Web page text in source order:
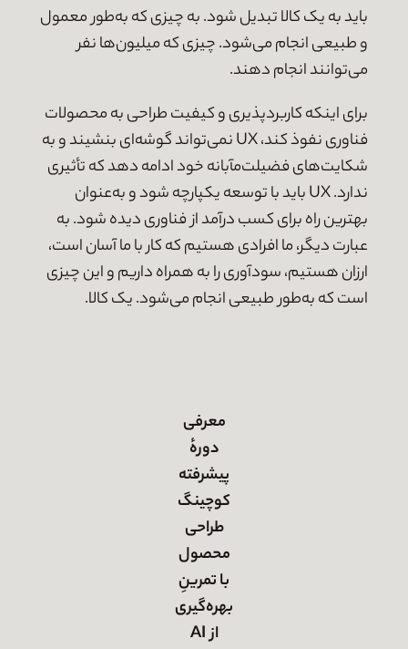
باید به یک کالا تبدیل شود. به چیزی که به‌طور معمول
و طبیعی انجام می‌شود. چیزی که میلیون‌ها نفر
می‌توانند انجام دهند.
برای اینکه کاربردپذیری و کیفیت طراحی به محصولات
فناوری نفوذ کند، UX نمی‌تواند گوشه‌ای بنشیند و به
شکایت‌های فضیلت‌مآبانه خود ادامه دهد که تأثیری
ندارد. UX باید با توسعه یکپارچه شود و به‌عنوان
بهترین راه برای کسب درآمد از فناوری دیده شود. به
عبارت دیگر، ما افرادی هستیم که کار با ما آسان است،
ارزان هستیم، سودآوری را به همراه داریم و این چیزی
است که به‌طور طبیعی انجام می‌شود. یک کالا.
معرفی
دورهٔ
پیشرفته
کوچینگ
طراحی
محصول
با تمرینِ
بهره‌گیری
از AI